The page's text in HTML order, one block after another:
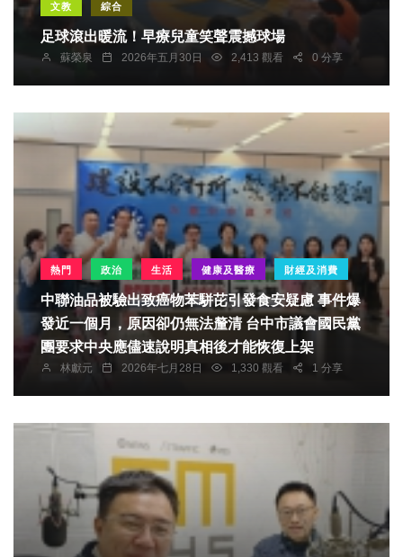
文教 綜合
足球滾出暖流！早療兒童笑聲震撼球場
蘇榮泉 2026年五月30日 2,413 觀看 0 分享
熱門 政治 生活 健康及醫療 財經及消費
中聯油品被驗出致癌物苯駢芘引發食安疑慮 事件爆
發近一個月，原因卻仍無法釐清 台中市議會國民黨
團要求中央應儘速說明真相後才能恢復上架
林獻元 2026年七月28日 1,330 觀看 1 分享